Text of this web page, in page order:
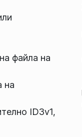
файла на
на
ID3v1,